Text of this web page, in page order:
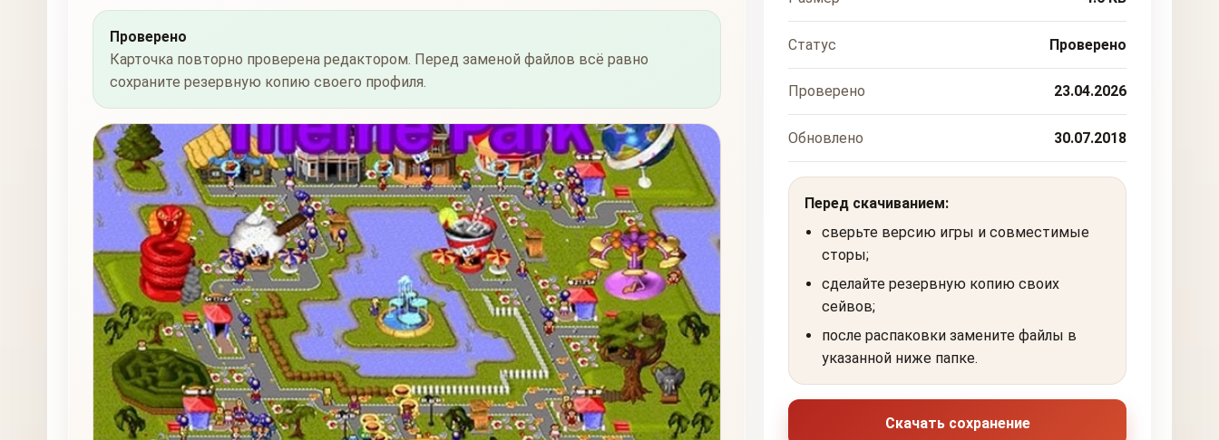
Проверено
Карточка повторно проверена редактором. Перед заменой файлов всё равно
сохраните резервную копию своего профиля.
Статус Проверено
Проверено 23.04.2026
Обновлено 30.07.2018
Перед скачиванием:
сверьте версию игры и совместимые
сторы;
сделайте резервную копию своих
сейвов;
после распаковки замените файлы в
указанной ниже папке.
Скачать сохранение